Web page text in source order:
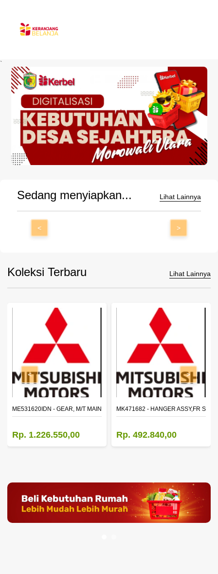
`
Sedang menyiapkan... Lihat Lainnya
< >
Koleksi Terbaru Lihat Lainnya
2ND SPEED (M035S5)
ME531620IDN - GEAR, M/T MAIN SHAFT REVERSE
Rp. 1.226.550,00
MK471682 - HANGER ASSY,FR
Rp. 492.840,00
< >